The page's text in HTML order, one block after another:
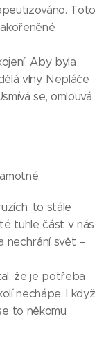
Toto
Aby byla
vlny. Nepláče
se, omlouvá
to stále
tuhle část v nás
nechrání svět –
že je potřeba
nechápe. I když
to někomu